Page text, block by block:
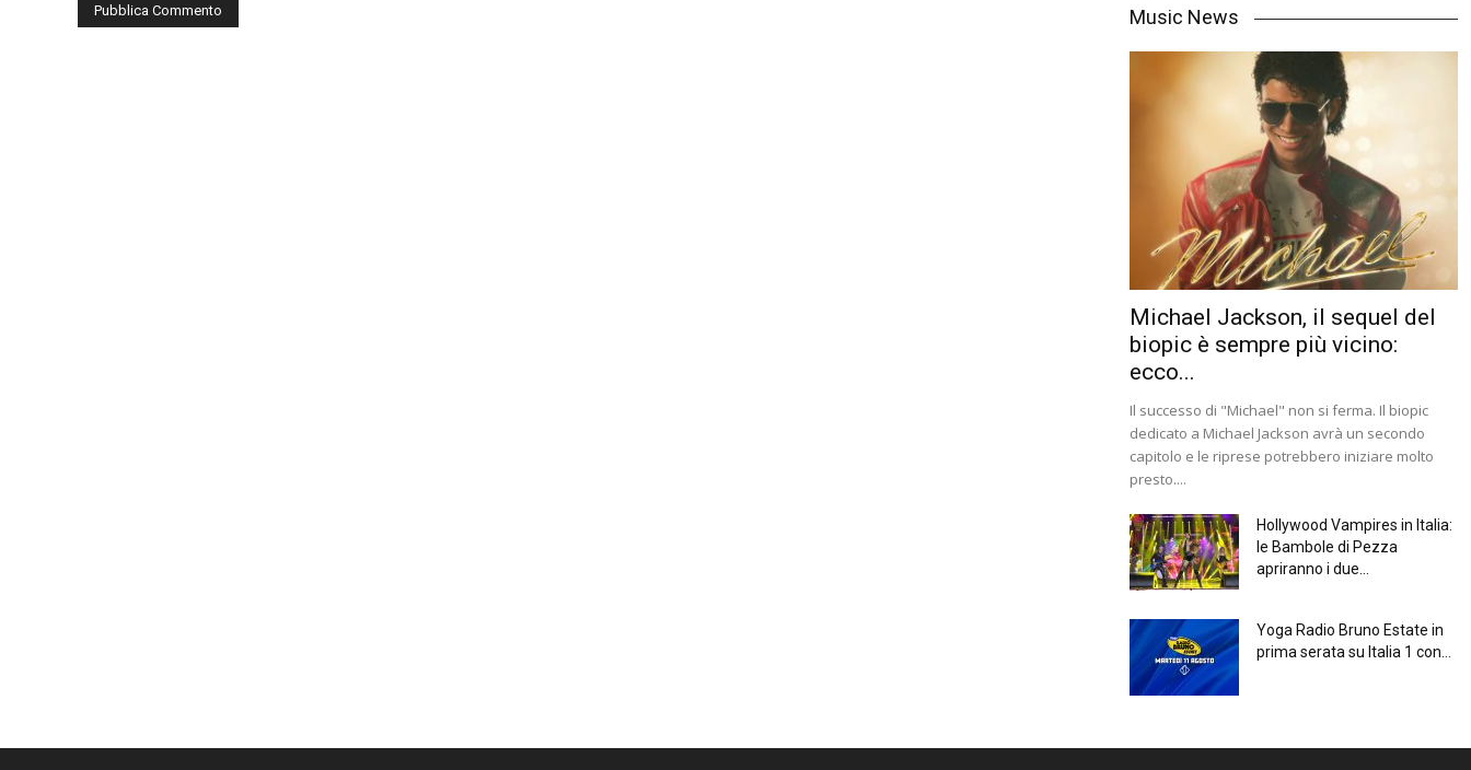
Music News
Michael Jackson, il sequel del
biopic è sempre più vicino:
ecco...
Il successo di "Michael" non si ferma. Il biopic
dedicato a Michael Jackson avrà un secondo
capitolo e le riprese potrebbero iniziare molto
presto....
Hollywood Vampires in Italia:
le Bambole di Pezza
apriranno i due...
Yoga Radio Bruno Estate in
prima serata su Italia 1 con...